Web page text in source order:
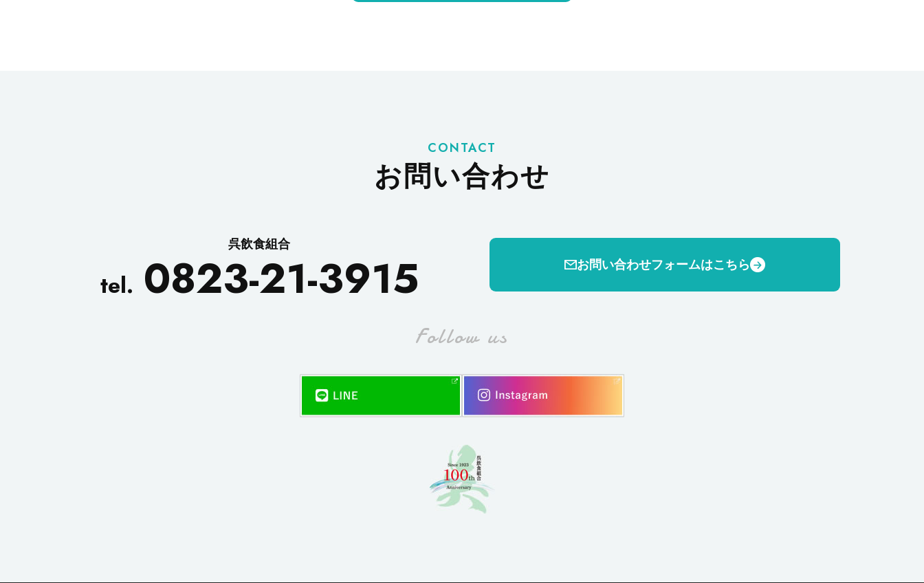
CONTACT
お問い合わせ
呉飲食組合
tel. 0823-21-3915 お問い合わせフォームはこちら
Follow us